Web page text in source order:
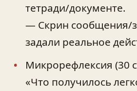
тетради/документе.
— Скрин сообщения/
задали реальное
Микрорефлексия (30
«Что получилось